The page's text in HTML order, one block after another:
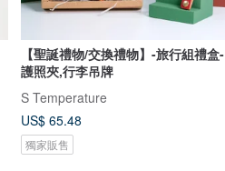
【聖誕禮物/交換禮物】-旅行組禮盒-
護照夾,行李吊牌
S Temperature
US$ 65.48
獨家販售